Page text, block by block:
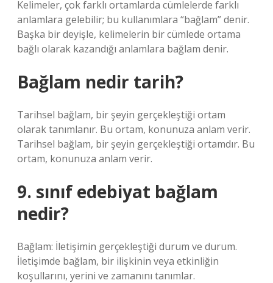
Kelimeler, çok farklı ortamlarda cümlelerde farklı
anlamlara gelebilir; bu kullanımlara “bağlam” denir.
Başka bir deyişle, kelimelerin bir cümlede ortama
bağlı olarak kazandığı anlamlara bağlam denir.
Bağlam nedir tarih?
Tarihsel bağlam, bir şeyin gerçekleştiği ortam
olarak tanımlanır. Bu ortam, konunuza anlam verir.
Tarihsel bağlam, bir şeyin gerçekleştiği ortamdır. Bu
ortam, konunuza anlam verir.
9. sınıf edebiyat bağlam
nedir?
Bağlam: İletişimin gerçekleştiği durum ve durum.
İletişimde bağlam, bir ilişkinin veya etkinliğin
koşullarını, yerini ve zamanını tanımlar.